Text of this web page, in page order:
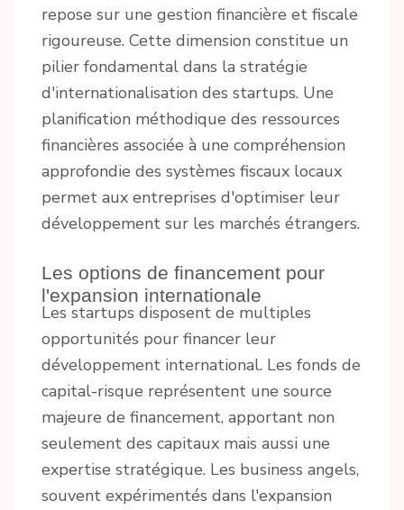
repose sur une gestion financière et fiscale
rigoureuse. Cette dimension constitue un
pilier fondamental dans la stratégie
d'internationalisation des startups. Une
planification méthodique des ressources
financières associée à une compréhension
approfondie des systèmes fiscaux locaux
permet aux entreprises d'optimiser leur
développement sur les marchés étrangers.
Les options de financement pour
l'expansion internationale
Les startups disposent de multiples
opportunités pour financer leur
développement international. Les fonds de
capital-risque représentent une source
majeure de financement, apportant non
seulement des capitaux mais aussi une
expertise stratégique. Les business angels,
souvent expérimentés dans l'expansion